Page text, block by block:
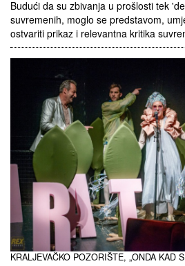
Budući da su zbivanja u prošlosti tek
suvremenih, moglo se predstavom,
ostvariti prikaz i relevantna kritika
KRALJEVAČKO POZORIŠTE, „ONDA KAD